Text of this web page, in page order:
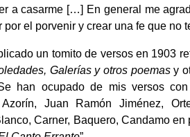
a casarme […] En general me
por el porvenir y crear una fe que no
un tomito de versos en 1903
Galerías y otros poemasy
han ocupado de mis versos
Azorín, Juan Ramón Jiménez,
Carner, Baquero, Candamo